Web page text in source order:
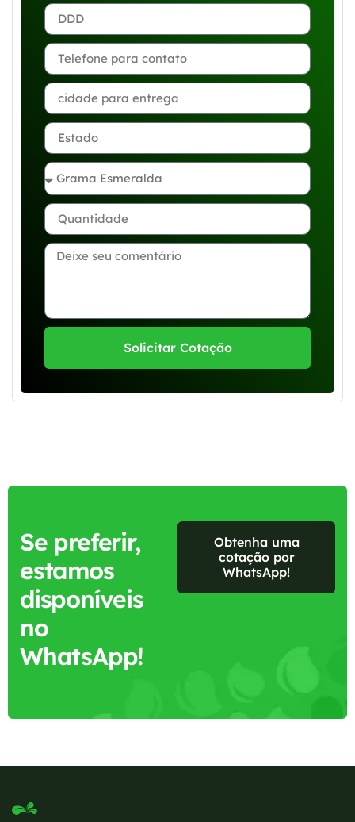
Solicitar Cotação
Se preferir,
estamos
disponíveis
no
WhatsApp!
Obtenha uma
cotação por
WhatsApp!